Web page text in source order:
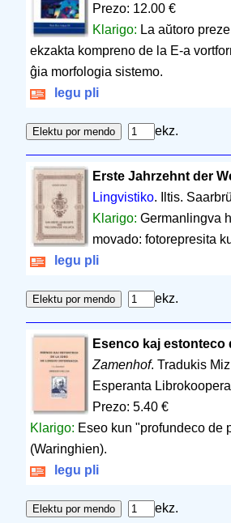
Prezo: 12.00 €
Klarigo: La aŭtoro
ekzakta kompreno de la E-a
ĝia morfologia sistemo.
legu pli
ekz.
Erste Jahrzehnt der
Lingvistiko. Iltis.
Klarigo: Germanlingva
movado: fotorepresita
legu pli
ekz.
Esenco kaj estonteco
Zamenhof. Tradukis
Esperanta
Prezo: 5.40 €
Klarigo: Eseo kun "profundeco de
(Waringhien).
legu pli
ekz.